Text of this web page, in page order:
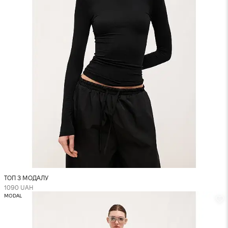
На моделі розмір XS
ТОП З МОДАЛУ
1090 UAH
MODAL